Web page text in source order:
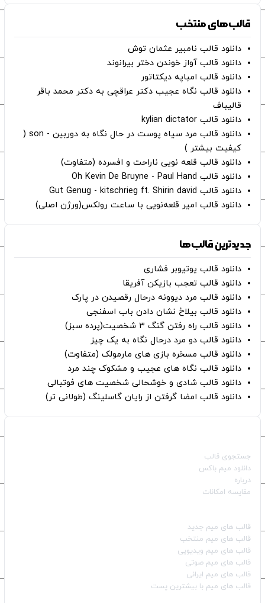
قالب‌های منتخب
دانلود قالب نامبیر عثمان ‌توش
دانلود قالب آواز خوندن دختر بیرانوند
دانلود قالب امباپه دیکتاتور
دانلود قالب نگاه عجیب دکتر عراقچی به دکتر محمد باقر
قالیباف
دانلود قالب kylian dictator
دانلود قالب مرد سیاه پوست در حال نگاه به دوربین - son (
کیفیت بیشتر )
دانلود قالب قلعه نویی ناراحت و افسرده (متفاوت)
دانلود قالب Oh Kevin De Bruyne - Paul Hand
دانلود قالب Gut Genug - kitschrieg ft. Shirin david
دانلود قالب امیر قلعه‌نویی با ساعت رولکس(ورژن اصلی)
جدیدترین قالب‌ها
دانلود قالب یوتیوبر فشاری
دانلود قالب تعجب بازیکن آفریقا
دانلود قالب مرد دیوونه درحال رقصیدن در پارک
دانلود قالب بیلاخ نشان دادن باب اسفنجی
دانلود قالب راه رفتن گنگ ۳ شخصیت(پرده سبز)
دانلود قالب دو مرد درحال نگاه به یک چیز
دانلود قالب مسخره بازی های مارمولک (متفاوت)
دانلود قالب نگاه های عجیب و مشکوک چند مرد
دانلود قالب شادی و خوشحالی شخصیت های فوتبالی
دانلود قالب امضا گرفتن از رایان گاسلینگ (طولانی تر)
جستجوی قالب
دانلود میم باکس
درباره
مقایسه امکانات
قالب‌ های میم جدید
قالب‌ های میم منتخب
قالب‌ های میم ویدیویی
قالب‌ های میم صوتی
قالب‌ های میم ایرانی
قالب‌ های میم با بیشترین پست